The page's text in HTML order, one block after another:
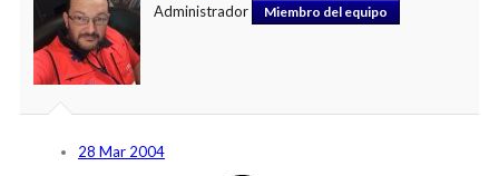
Administrador Miembro del equipo
28 Mar 2004